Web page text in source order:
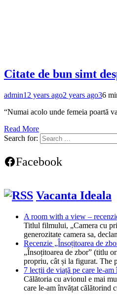
Citate de bun simt
admin12 years ago2 years ago36
“Numai acolo unde femeia poartă
Read More
Search for:
Facebook
Vacanta Ideala
A room with a view –
Titlul filmului, „Camera cu
generozitate camera sa,
Recenzie „Însoțitoarea de
„Însoțitoarea de zbor” (titlu
propriu, cât și la figurat. The
7 lecții de viață pe care le-
Călătoria cu avionul e mai
care le-am învățat călătorind